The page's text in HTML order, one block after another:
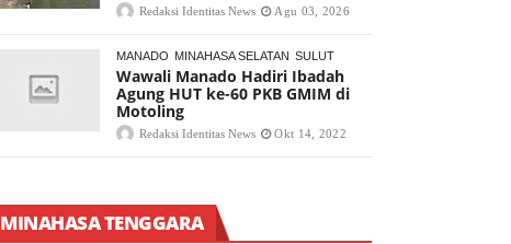
Redaksi Identitas News Agu 03, 2026
MANADO MINAHASA SELATAN SULUT
Wawali Manado Hadiri Ibadah
Agung HUT ke-60 PKB GMIM di
Motoling
Redaksi Identitas News Okt 14, 2022
MINAHASA TENGGARA